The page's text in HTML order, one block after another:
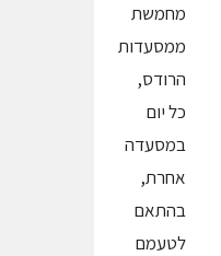
מחמשת
ממסעדות
הרודס,
כל יום
במסעדה
אחרת,
בהתאם
לטעמם